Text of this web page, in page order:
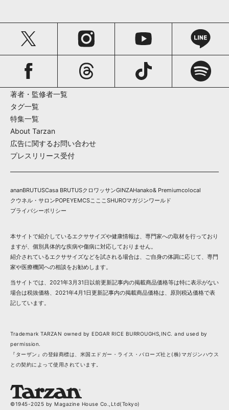
著者・監修者一覧
タグ一覧
特集一覧
About Tarzan
広告に関するお問い合わせ
プレスリリース受付
ananBRUTUSCasa BRUTUSクロワッサンGINZAHanako& Premiumcolocal
クウネル・サロンPOPEYEMCSこここ SHUROマガジンワールド
プライバシーポリシー
本サイトで紹介しているエクササイズや健康情報は、専門家への取材を行っており
ますが、個別具体的な疾病や傷病に対応しておりません。
紹介されているエクササイズなどを試される場合は、ご自身の体調に応じて、専門
家や医療機関への相談をお勧めします。
当サイトでは、2021年3月31日以前更新記事内の掲載商品価格等は特に表示がない
場合は税抜価格、2021年4月1日更新記事内の掲載商品価格は、原則税込価格で表
記しています。
Trademark TARZAN owned by EDGAR RICE BURROUGHS,INC. and used by
permission.
『ターザン』の登録商標は、米国エドガー・ライス・バローズ社と(株)マガジンハウス
との契約によって使用されています。
©1945-2025 by Magazine House Co.,Ltd(Tokyo)